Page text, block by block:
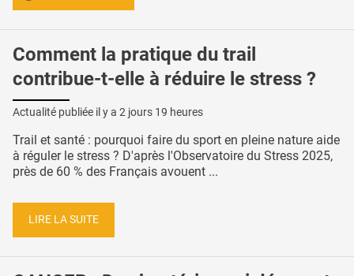
Comment la pratique du trail
contribue-t-elle à réduire le stress ?
Actualité publiée il y a 2 jours 19 heures
Trail et santé : pourquoi faire du sport en pleine nature aide
à réguler le stress ? D'après l'Observatoire du Stress 2025,
près de 60 % des Français avouent ...
LIRE LA SUITE